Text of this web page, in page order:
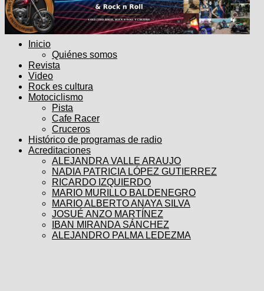
Inicio
Quiénes somos
Revista
Video
Rock es cultura
Motociclismo
Pista
Cafe Racer
Cruceros
Histórico de programas de radio
Acreditaciones
ALEJANDRA VALLE ARAUJO
NADIA PATRICIA LÓPEZ GUTIERREZ
RICARDO IZQUIERDO
MARIO MURILLO BALDENEGRO
MARIO ALBERTO ANAYA SILVA
JOSUÉ ANZO MARTÍNEZ
IBAN MIRANDA SÁNCHEZ
ALEJANDRO PALMA LEDEZMA